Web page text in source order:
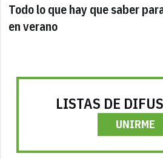
Todo lo que hay que saber
en verano
LISTAS DE
UNIRME